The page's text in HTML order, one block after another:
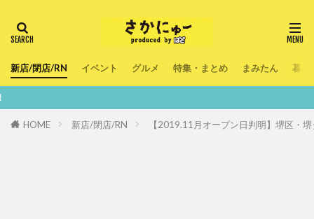
新店/閉店/RN イベント グルメ 特集・まとめ まみたん 暮ら
HOME 新店/閉店/RN 【2019.11月オープン日判明】堺区・